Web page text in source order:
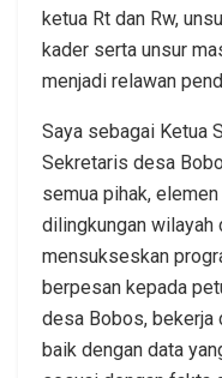
ketua Rt dan Rw,
kader serta unsur
menjadi relawan
Saya sebagai Ketua
Sekretaris desa
semua pihak,
dilingkungan wilayah
mensukseskan
berpesan kepada
desa Bobos, bekerja
baik dengan data